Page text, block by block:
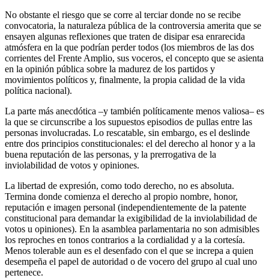
No obstante el riesgo que se corre al terciar donde no se recibe
convocatoria, la naturaleza pública de la controversia amerita que se
ensayen algunas reflexiones que traten de disipar esa enrarecida
atmósfera en la que podrían perder todos (los miembros de las dos
corrientes del Frente Amplio, sus voceros, el concepto que se asienta
en la opinión pública sobre la madurez de los partidos y
movimientos políticos y, finalmente, la propia calidad de la vida
política nacional).
La parte más anecdótica –y también políticamente menos valiosa– es
la que se circunscribe a los supuestos episodios de pullas entre las
personas involucradas. Lo rescatable, sin embargo, es el deslinde
entre dos principios constitucionales: el del derecho al honor y a la
buena reputación de las personas, y la prerrogativa de la
inviolabilidad de votos y opiniones.
La libertad de expresión, como todo derecho, no es absoluta.
Termina donde comienza el derecho al propio nombre, honor,
reputación e imagen personal (independientemente de la patente
constitucional para demandar la exigibilidad de la inviolabilidad de
votos u opiniones). En la asamblea parlamentaria no son admisibles
los reproches en tonos contrarios a la cordialidad y a la cortesía.
Menos tolerable aun es el desenfado con el que se increpa a quien
desempeña el papel de autoridad o de vocero del grupo al cual uno
pertenece.